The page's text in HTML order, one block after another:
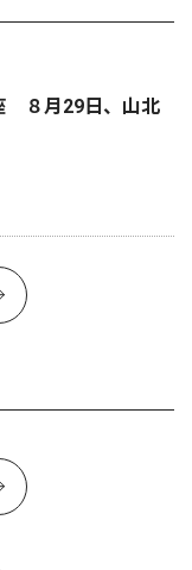
８月29日、山北